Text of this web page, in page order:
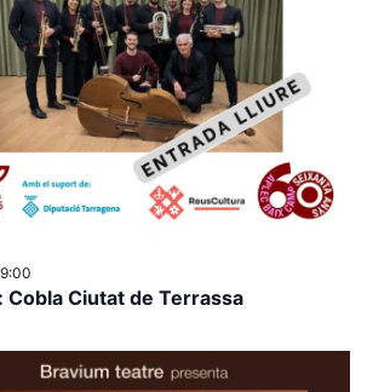
Cobla Ciutat de Terrassa